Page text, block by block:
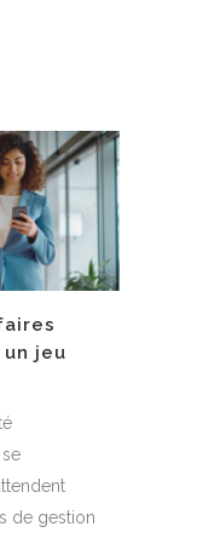
jeu
de gestion